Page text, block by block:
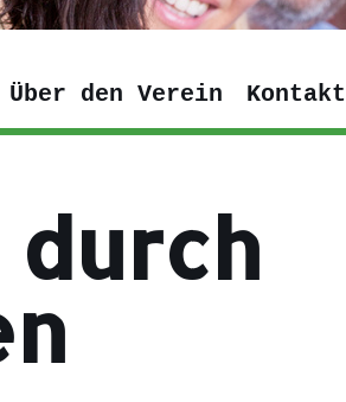
Über den Verein Kontakt
durch